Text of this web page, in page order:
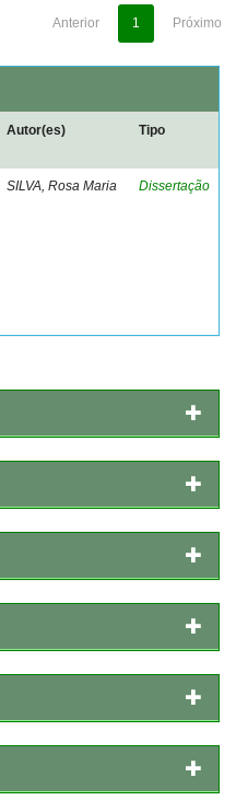
Anterior 1 Próximo
Autor(es) Tipo
SILVA, Rosa Maria Dissertação